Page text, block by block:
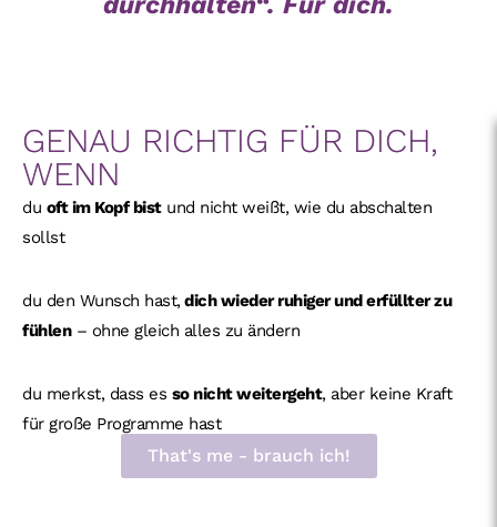
GENAU RICHTIG FÜR DICH,
WENN
du oft im Kopf bistund nicht weißt, wie du abschalten
sollst
du den Wunsch hast, dich wieder ruhiger und erfüllter zu
fühlen– ohne gleich alles zu ändern
du merkst, dass es so nicht weitergeht, aber keine Kraft
für große Programme hast
That's me - brauch ich!